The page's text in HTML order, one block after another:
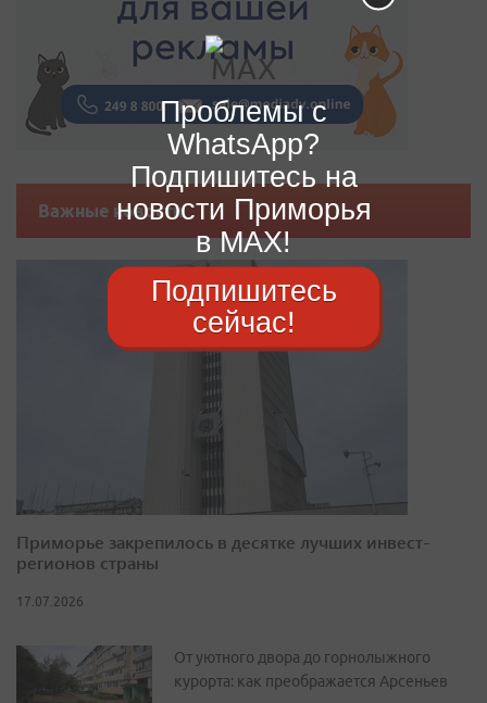
Важные новости
Приморье закрепилось в десятке лучших инвест-
регионов страны
17.07.2026
От уютного двора до горнолыжного
курорта: как преображается Арсеньев
Проблемы с
WhatsApp?
Подпишитесь на
новости Приморья
в MAX!
Подпишитесь
сейчас!